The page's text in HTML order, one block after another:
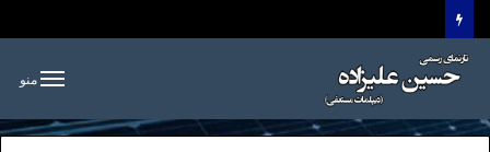
منو